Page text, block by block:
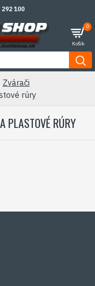
292 100
0
Zvárači
rúry
PLASTOVÉ RÚRY